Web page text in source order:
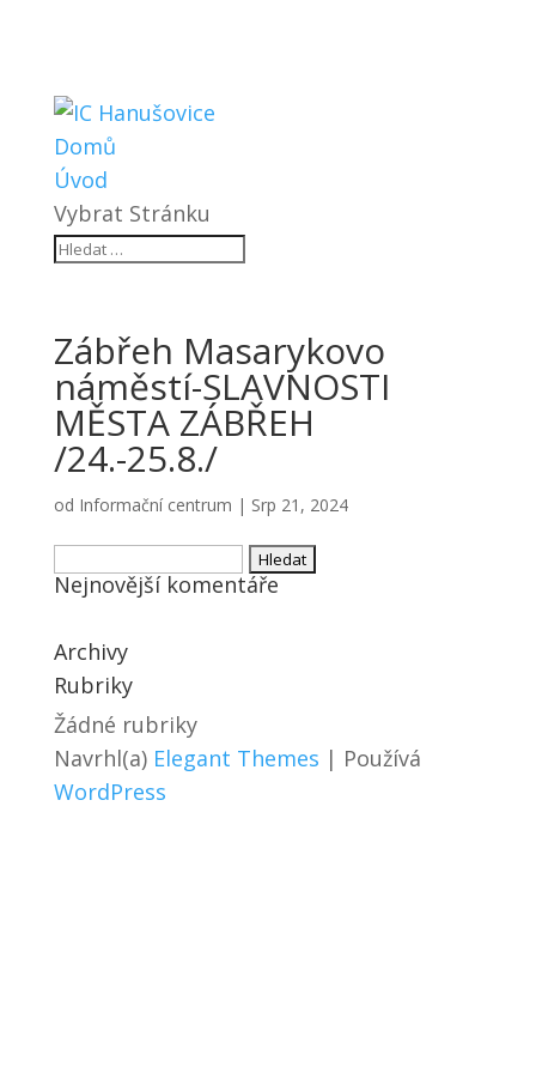
Domů
Úvod
Vybrat Stránku
Zábřeh Masarykovo
náměstí-SLAVNOSTI
MĚSTA ZÁBŘEH
/24.-25.8./
od Informační centrum | Srp 21, 2024
Vyhledávání
Nejnovější komentáře
Archivy
Rubriky
Žádné rubriky
Navrhl(a) Elegant Themes | Používá
WordPress